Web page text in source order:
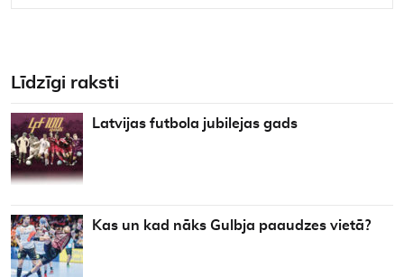
Līdzīgi raksti
Latvijas futbola jubilejas gads
Kas un kad nāks Gulbja paaudzes vietā?